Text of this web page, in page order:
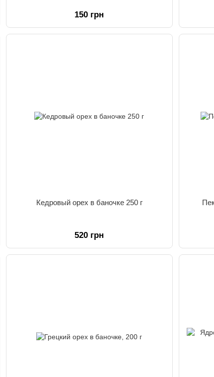
150 грн
Кедровый орех в баночке 250 г
520 грн